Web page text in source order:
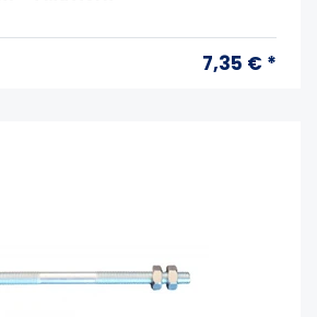
7,35 € *